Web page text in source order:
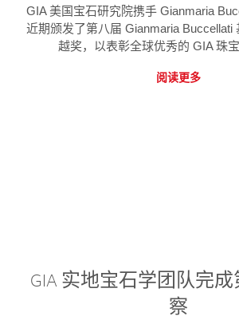
GIA 美国宝石研究院携手 Gianmaria
近期颁发了第八届 Gianmaria Buccellati
越奖，以表彰全球优秀的 GIA 珠宝
阅读更多
GIA 实地宝石学团队完成
察